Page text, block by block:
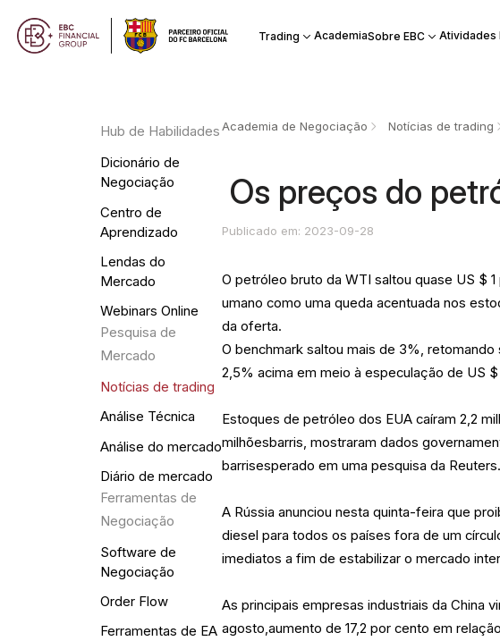
Trading AcademiaSobre EBC Atividades
Hub de Habilidades
Dicionário de
Negociação
Centro de
Aprendizado
Lendas do
Mercado
Webinars Online
Pesquisa de
Mercado
Notícias de trading
Análise Técnica
Análise do mercado
Diário de mercado
Ferramentas de
Negociação
Software de
Negociação
Order Flow
Ferramentas de EA
Academia de Negociação Notícias de trading
Os preços do
Publicado em: 2023-09-28
O petróleo bruto da WTI saltou quase US $
umano como uma queda acentuada nos
da oferta.
O benchmark saltou mais de 3%,
2,5% acima em meio à especulação de US
Estoques de petróleo dos EUA caíram 2,2
milhõesbarris, mostraram dados
barrisesperado em uma pesquisa da Reuters.
A Rússia anunciou nesta quinta-feira que
diesel para todos os países fora de um
imediatos a fim de estabilizar o mercado
As principais empresas industriais da China
agosto,aumento de 17,2 por cento em